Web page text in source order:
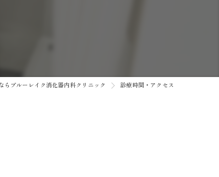
らブルーレイク消化器内科クリニック 診療時間・アクセス